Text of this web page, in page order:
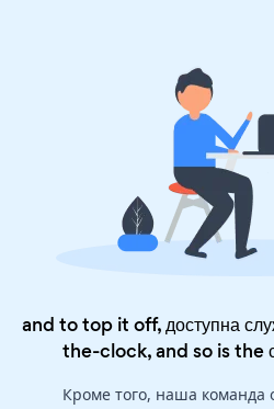
and to top it off, доступна
the-clock, and so is the
Кроме того, наша